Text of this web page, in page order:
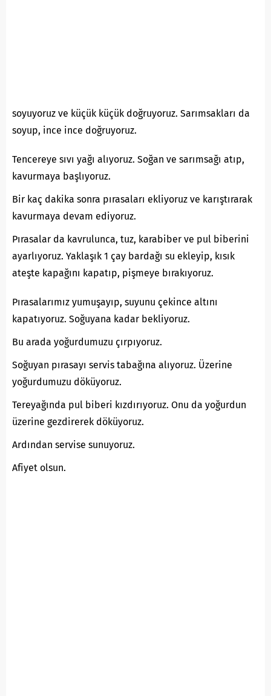
soyuyoruz ve küçük küçük doğruyoruz. Sarımsakları da
soyup, ince ince doğruyoruz.
Tencereye sıvı yağı alıyoruz. Soğan ve sarımsağı atıp,
kavurmaya başlıyoruz.
Bir kaç dakika sonra pırasaları ekliyoruz ve karıştırarak
kavurmaya devam ediyoruz.
Pırasalar da kavrulunca, tuz, karabiber ve pul biberini
ayarlıyoruz. Yaklaşık 1 çay bardağı su ekleyip, kısık
ateşte kapağını kapatıp, pişmeye bırakıyoruz.
Pırasalarımız yumuşayıp, suyunu çekince altını
kapatıyoruz. Soğuyana kadar bekliyoruz.
Bu arada yoğurdumuzu çırpıyoruz.
Soğuyan pırasayı servis tabağına alıyoruz. Üzerine
yoğurdumuzu döküyoruz.
Tereyağında pul biberi kızdırıyoruz. Onu da yoğurdun
üzerine gezdirerek döküyoruz.
Ardından servise sunuyoruz.
Afiyet olsun.